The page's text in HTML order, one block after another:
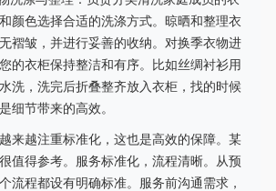
颜色选择合适的洗涤方式。晾晒和整理衣
褶皱，并进行妥善的收纳。对换季衣物进
的衣柜保持整洁和有序。比如丝绸衬衫用
洗，洗完后折叠整齐放入衣柜，找的时候
细节带来的高效。
来越注重标准化，这也是高效的保障。某
值得参考。服务标准化，流程清晰。从预
流程都设有明确标准。服务前沟通需求，